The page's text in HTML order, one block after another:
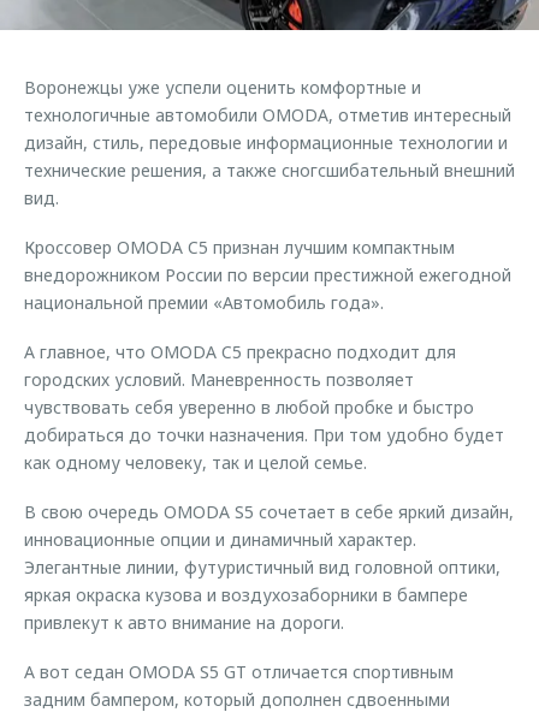
Аксессуары
Одежда и сувениры
Оригинальные аксессуары
Трейд-ин
Калькулятор трейд-ин
Клиентская поддержка
Клуб владельцев OMODA
Приложение O&J
Аксессуары
Одежда и сувениры
Оригинальные аксессуары
Запчасти
Обратная связь
Воронежцы уже успели оценить комфортные и
технологичные автомобили OMODA, отметив интересный
дизайн, стиль, передовые информационные технологии и
технические решения, а также сногсшибательный внешний
вид.
Кроссовер OMODA C5 признан лучшим компактным
внедорожником России по версии престижной ежегодной
национальной премии «Автомобиль года».
А главное, что OMODA C5 прекрасно подходит для
городских условий. Маневренность позволяет
чувствовать себя уверенно в любой пробке и быстро
добираться до точки назначения. При том удобно будет
как одному человеку, так и целой семье.
В свою очередь OMODA S5 сочетает в себе яркий дизайн,
инновационные опции и динамичный характер.
Элегантные линии, футуристичный вид головной оптики,
яркая окраска кузова и воздухозаборники в бампере
привлекут к авто внимание на дороги.
А вот седан OMODA S5 GT отличается спортивным
задним бампером, который дополнен сдвоенными